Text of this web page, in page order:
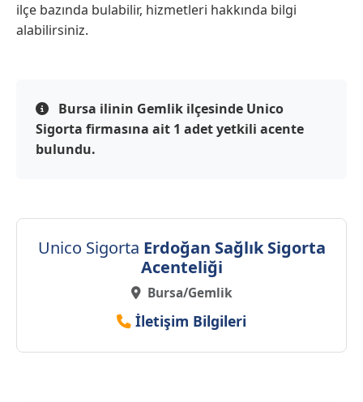
ilçe bazında bulabilir, hizmetleri hakkında bilgi
alabilirsiniz.
Bursa ilinin Gemlik ilçesinde Unico
Sigorta firmasına ait 1 adet yetkili acente
bulundu.
Unico Sigorta Erdoğan Sağlık Sigorta
Acenteliği
Bursa/Gemlik
İletişim Bilgileri